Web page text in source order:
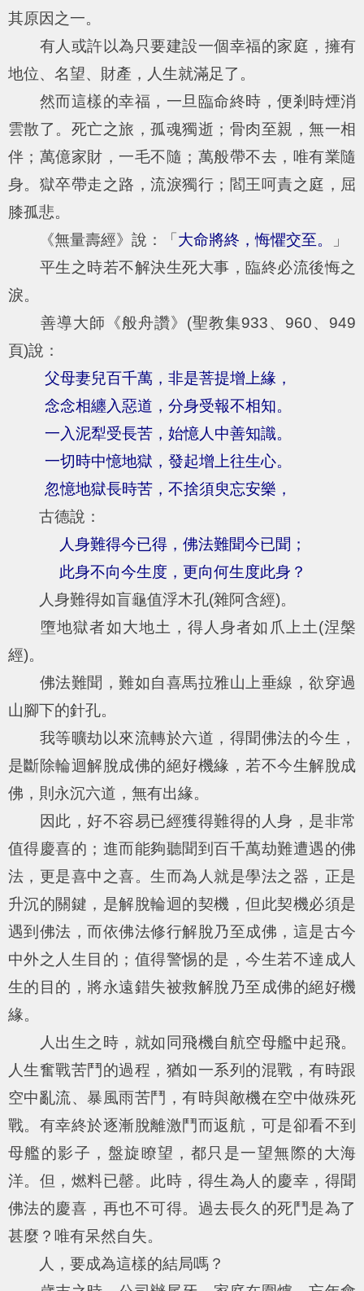
其原因之一。
有人或許以為只要建設一個幸福的家庭，擁有
地位、名望、財產，人生就滿足了。
然而這樣的幸福，一旦臨命終時，便剎時煙消
雲散了。死亡之旅，孤魂獨逝；骨肉至親，無一相
伴；萬億家財，一毛不隨；萬般帶不去，唯有業隨
身。獄卒帶走之路，流淚獨行；閻王呵責之庭，屈
膝孤悲。
《無量壽經》說：「 大命將終，悔懼交至。
」
平生之時若不解決生死大事，臨終必流後悔之
淚。
善導大師《般舟讚》(聖教集933、960、949
頁)說：
父母妻兒百千萬，非是菩提增上緣，
念念相纏入惡道，分身受報不相知。
一入泥犁受長苦，始憶人中善知識。
一切時中憶地獄，發起增上往生心。
忽憶地獄長時苦，不捨須臾忘安樂，
古德說：
人身難得今已得，佛法難聞今已聞；
此身不向今生度，更向何生度此身？
人身難得如盲龜值浮木孔(雜阿含經)。
墮地獄者如大地土，得人身者如爪上土(涅槃
經)。
佛法難聞，難如自喜馬拉雅山上垂線，欲穿過
山腳下的針孔。
我等曠劫以來流轉於六道，得聞佛法的今生，
是斷除輪迴解脫成佛的絕好機緣，若不今生解脫成
佛，則永沉六道，無有出緣。
因此，好不容易已經獲得難得的人身，是非常
值得慶喜的；進而能夠聽聞到百千萬劫難遭遇的佛
法，更是喜中之喜。生而為人就是學法之器，正是
升沉的關鍵，是解脫輪迴的契機，但此契機必須是
遇到佛法，而依佛法修行解脫乃至成佛，這是古今
中外之人生目的；值得警惕的是，今生若不達成人
生的目的，將永遠錯失被救解脫乃至成佛的絕好機
緣。
人出生之時，就如同飛機自航空母艦中起飛。
人生奮戰苦鬥的過程，猶如一系列的混戰，有時跟
空中亂流、暴風雨苦鬥，有時與敵機在空中做殊死
戰。有幸終於逐漸脫離激鬥而返航，可是卻看不到
母艦的影子，盤旋瞭望，都只是一望無際的大海
洋。但，燃料已罄。此時，得生為人的慶幸，得聞
佛法的慶喜，再也不可得。過去長久的死鬥是為了
甚麼？唯有呆然自失。
人，要成為這樣的結局嗎？